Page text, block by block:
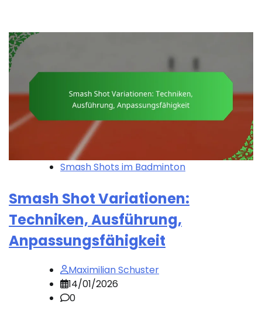
Smash Shots im Badminton
Smash Shot Variationen:
Techniken, Ausführung,
Anpassungsfähigkeit
Maximilian Schuster
14/01/2026
0